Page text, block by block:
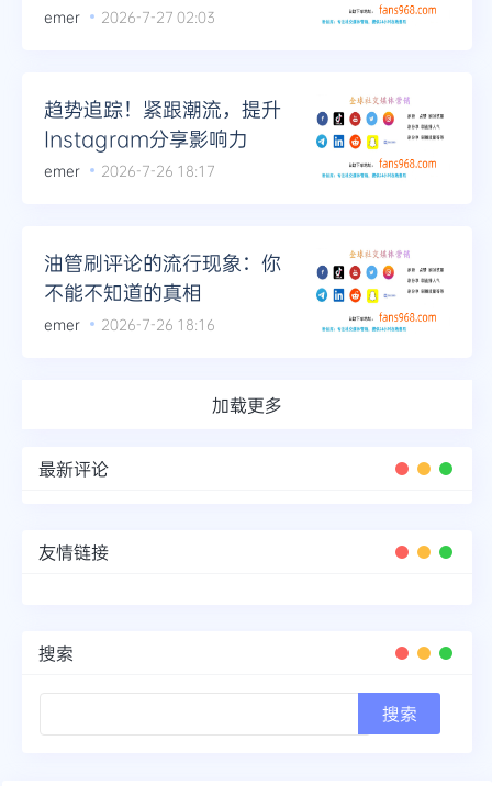
emer 2026-7-27 02:03
趋势追踪！紧跟潮流，提升
Instagram分享影响力
emer 2026-7-26 18:17
油管刷评论的流行现象：你
不能不知道的真相
emer 2026-7-26 18:16
加载更多
最新评论
友情链接
搜索